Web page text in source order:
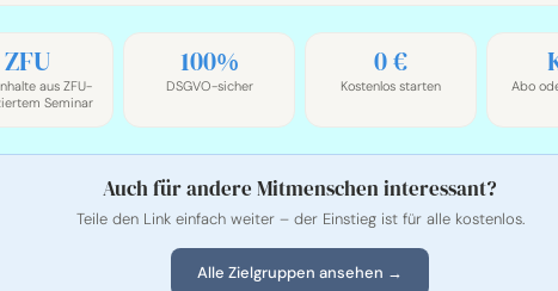
ZFU
aus ZFU-
Seminar
100%
DSGVO-sicher
0 €
Kostenlos starten Abo
Auch für andere Mitmenschen interessant?
Teile den Link einfach weiter – der Einstieg ist für alle kostenlos.
Alle Zielgruppen ansehen →